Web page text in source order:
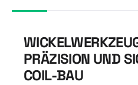
PRÄZISION UND
COIL-BAU